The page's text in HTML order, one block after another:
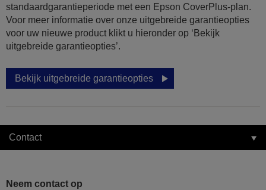
standaardgarantieperiode met een Epson CoverPlus-plan.
Voor meer informatie over onze uitgebreide garantieopties
voor uw nieuwe product klikt u hieronder op ‘Bekijk
uitgebreide garantieopties’.
Bekijk uitgebreide garantieopties
Contact
Neem contact op